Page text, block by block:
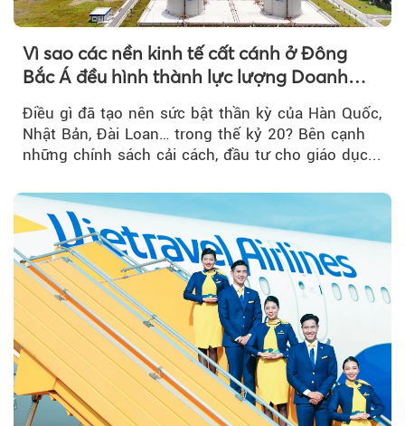
Vì sao các nền kinh tế cất cánh ở Đông
Bắc Á đều hình thành lực lượng Doanh
Điều gì đã tạo nên sức bật thần kỳ của Hàn Quốc,
Nhật Bản, Đài Loan… trong thế kỷ 20? Bên cạnh
những chính sách cải cách, đầu tư cho giáo dục...